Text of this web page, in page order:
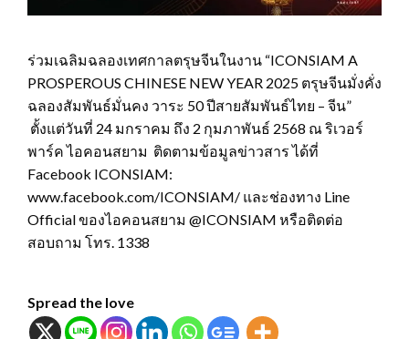
ร่วมเฉลิมฉลองเทศกาลตรุษจีนในงาน “ICONSIAM A
PROSPEROUS CHINESE NEW YEAR 2025 ตรุษจีนมั่งคั่ง
ฉลองสัมพันธ์มั่นคง วาระ 50 ปีสายสัมพันธ์ไทย – จีน”
ตั้งแต่วันที่ 24 มกราคม ถึง 2 กุมภาพันธ์ 2568 ณ ริเวอร์
พาร์ค ไอคอนสยาม ติดตามข้อมูลข่าวสาร ได้ที่
Facebook ICONSIAM:
www.facebook.com/ICONSIAM/ และช่องทาง Line
Official ของไอคอนสยาม @ICONSIAM หรือติดต่อ
สอบถาม โทร. 1338
Spread the love